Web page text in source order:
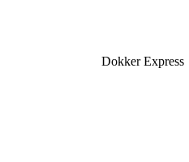
Dokker Express